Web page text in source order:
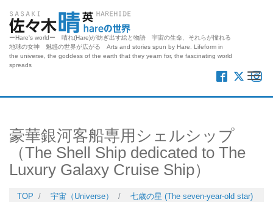
ーHare's worldー 晴れ(Hare)が紡ぎ出す絵と物語 宇宙の生命、それらが憧れる
地球の女神 魅惑の世界が広がる Arts and stories spun by Hare. Lifeform in
the universe, the goddess of the earth that they yearn for, the fascinating world
spreads
豪華銀河客船専用シェルシップ
（The Shell Ship dedicated to The
Luxury Galaxy Cruise Ship）
TOP 宇宙（Universe）
七歳の星 (The seven-year-old star)